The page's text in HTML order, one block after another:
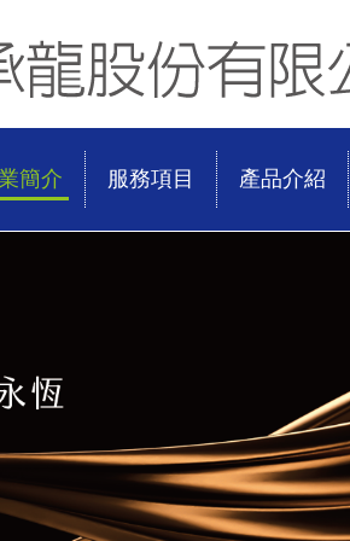
簡介 服務項目 產品介紹